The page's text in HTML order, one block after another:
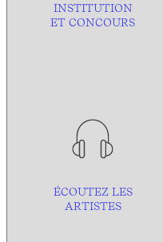
INSTITUTION
ET CONCOURS
ÉCOUTEZ LES
ARTISTES